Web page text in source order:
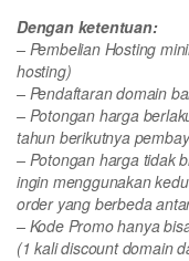
Dengan ketentuan:
– Pembelian Hosting
hosting)
– Pendaftaran domain
– Potongan harga
tahun berikutnya
– Potongan harga tidak
ingin menggunakan
order yang berbeda
– Kode Promo hanya
(1 kali discount domain